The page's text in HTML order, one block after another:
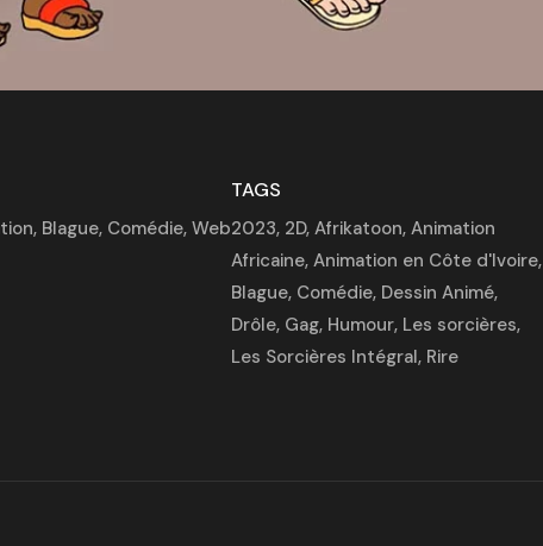
, Blague, Comédie, Web
TAGS
2023, 2D,Afrikatoon,Animation
Africaine,Animation en Côte d'Ivoire,
Blague, Comédie, Dessin Animé,
Drôle, Gag, Humour, Les sorcières,
Les Sorcières Intégral, Rire